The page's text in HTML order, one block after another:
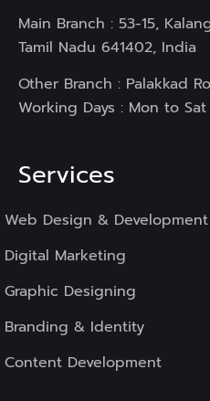
Main Branch : 53-15,
Tamil Nadu 641402, India
Other Branch : Palakkad
Working Days : Mon to Sat
Services
Web Design & Development
Digital Marketing
Graphic Designing
Branding & Identity
Content Development